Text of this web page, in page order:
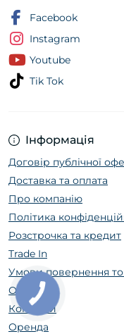
Інформація
Договір публічної
Доставка та оплата
Про компанію
Політика
Розстрочка та кредит
Trade In
Умови повернення
Огляди
Контакти
Оренда
Facebook
Instagram
Youtube
Tik Tok